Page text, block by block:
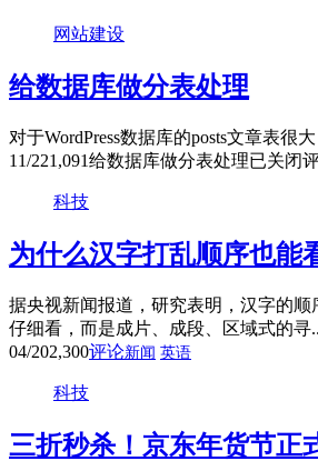
网站建设
给数据库做分表处理
对于WordPress数据库的posts文章表
11/221,091给数据库做分表处理已关闭
科技
为什么汉字打乱顺序也能
据央视新闻报道，研究表明，汉字的
仔细看，而是成片、成段、区域式的寻
04/202,300评论新闻 英语
科技
三折秒杀！京东年货节正